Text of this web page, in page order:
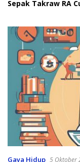
Sepak Takraw RA
Gaya Hidup 5 Oktober